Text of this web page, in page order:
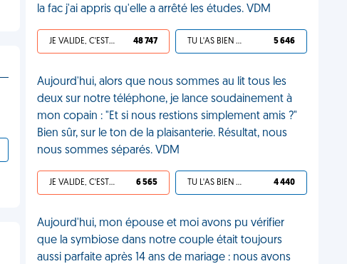
la fac j'ai appris qu'elle a arrêté les études. VDM
JE VALIDE, C'EST UNE VDM 48 747 TU L'AS BIEN MÉRITÉ 5 646
Aujourd'hui, alors que nous sommes au lit tous les
deux sur notre téléphone, je lance soudainement à
mon copain : "Et si nous restions simplement amis ?"
Bien sûr, sur le ton de la plaisanterie. Résultat, nous
nous sommes séparés. VDM
JE VALIDE, C'EST UNE VDM 6 565 TU L'AS BIEN MÉRITÉ 4 440
Aujourd'hui, mon épouse et moi avons pu vérifier
que la symbiose dans notre couple était toujours
aussi parfaite après 14 ans de mariage : nous avons